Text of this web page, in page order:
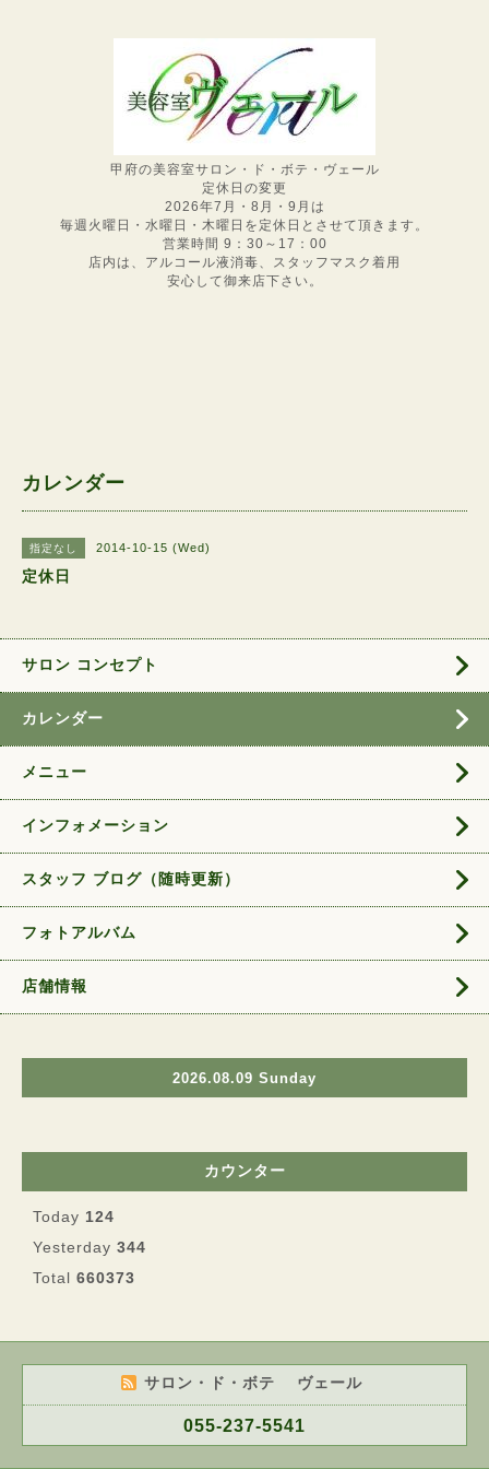
甲府の美容室サロン・ド・ボテ・ヴェール
定休日の変更
2026年7月・8月・9月は
毎週火曜日・水曜日・木曜日を定休日とさせて頂きます。
営業時間 9：30～17：00
店内は、アルコール液消毒、スタッフマスク着用
安心して御来店下さい。
カレンダー
指定なし 2014-10-15 (Wed)
定休日
サロン コンセプト
カレンダー
メニュー
インフォメーション
スタッフ ブログ（随時更新）
フォトアルバム
店舗情報
2026.08.09 Sunday
カウンター
Today 124
Yesterday 344
Total 660373
サロン・ド・ボテ ヴェール
055-237-5541